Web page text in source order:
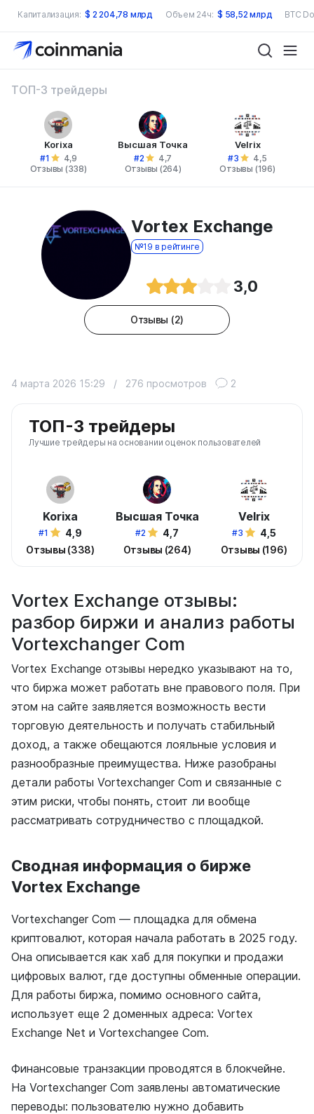
Капитализация: $ 2 204,78 млрд Объем 24ч: $ 58,52 млрд BTC
ТОП-3 трейдеры
Korixa
#1
4,9
Отзывы (338)
Высшая Точка
#2
4,7
Отзывы (264)
Velrix
#3
4,5
Отзывы (196)
Vortex Exchange
№19 в рейтинге
3,0
Отзывы (2)
4 марта 2026 15:29 / 276 просмотров 2
ТОП-3 трейдеры
Лучшие трейдеры на основании оценок пользователей
Korixa
#1
4,9
Отзывы (338)
Высшая Точка
#2
4,7
Отзывы (264)
Velrix
#3
4,5
Отзывы (196)
Vortex Exchange отзывы:
разбор биржи и анализ работы
Vortexchanger Com
Vortex Exchange отзывы нередко указывают на то,
что биржа может работать вне правового поля. При
этом на сайте заявляется возможность вести
торговую деятельность и получать стабильный
доход, а также обещаются лояльные условия и
разнообразные преимущества. Ниже разобраны
детали работы Vortexchanger Com и связанные с
этим риски, чтобы понять, стоит ли вообще
рассматривать сотрудничество с площадкой.
Сводная информация о бирже
Vortex Exchange
Vortexchanger Com — площадка для обмена
криптовалют, которая начала работать в 2025 году.
Она описывается как хаб для покупки и продажи
цифровых валют, где доступны обменные операции.
Для работы биржа, помимо основного сайта,
использует еще 2 доменных адреса: Vortex
Exchange Net и Vortexchangee Com.
Финансовые транзакции проводятся в блокчейне.
На Vortexchanger Com заявлены автоматические
переводы: пользователю нужно добавить